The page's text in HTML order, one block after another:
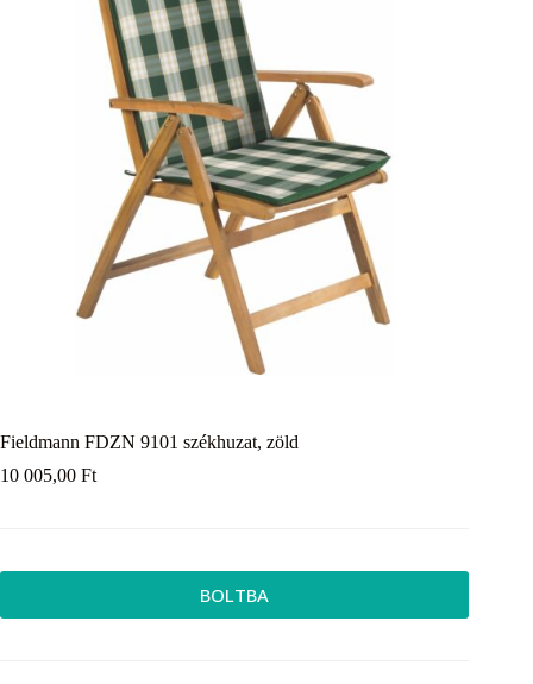
Fieldmann FDZN 9101 székhuzat, zöld
10 005,00 Ft
BOLTBA